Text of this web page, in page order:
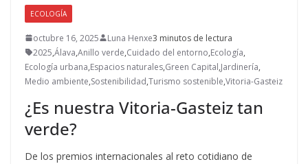
ECOLOGÍA
octubre 16, 2025 Luna Henxe3 minutos de lectura
2025,Álava,Anillo verde,Cuidado del entorno,Ecología,
Ecología urbana,Espacios naturales,Green Capital,Jardinería,
Medio ambiente,Sostenibilidad,Turismo sostenible,Vitoria-Gasteiz
¿Es nuestra Vitoria-Gasteiz tan
verde?
De los premios internacionales al reto cotidiano de